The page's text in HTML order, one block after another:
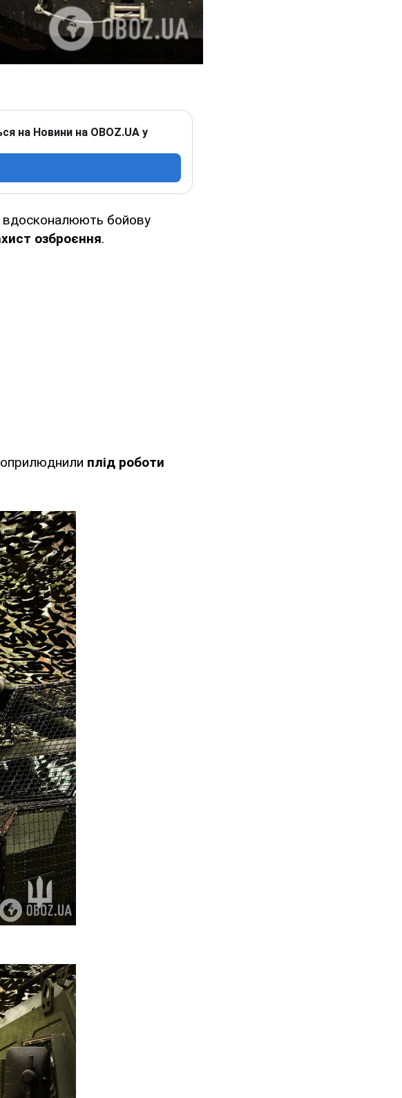
на Новини на OBOZ.UA у
вдосконалюють бойову
озброєння.
плід роботи